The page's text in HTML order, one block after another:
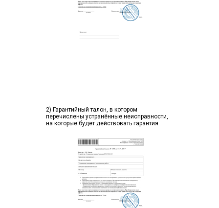
2) Гарантийный талон, в котором
перечислены устранённые неисправности,
на которые будет действовать гарантия